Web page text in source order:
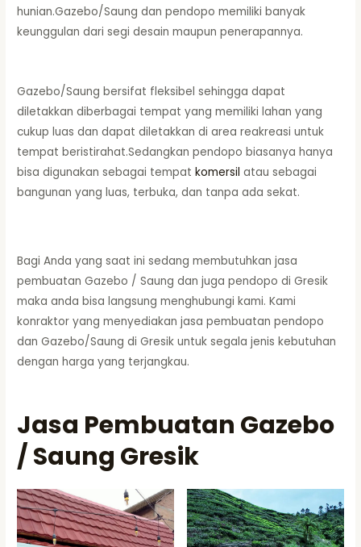
hunian.Gazebo/Saung dan pendopo memiliki banyak
keunggulan dari segi desain maupun penerapannya.
Gazebo/Saung bersifat fleksibel sehingga dapat
diletakkan diberbagai tempat yang memiliki lahan yang
cukup luas dan dapat diletakkan di area reakreasi untuk
tempat beristirahat.Sedangkan pendopo biasanya hanya
bisa digunakan sebagai tempatkomersil atau sebagai
bangunan yang luas, terbuka, dan tanpa ada sekat.
Bagi Anda yang saat ini sedang membutuhkan jasa
pembuatan Gazebo / Saung dan juga pendopo di Gresik
maka anda bisa langsung menghubungi kami. Kami
konraktor yang menyediakan jasa pembuatan pendopo
dan Gazebo/Saung di Gresik untuk segala jenis kebutuhan
dengan harga yang terjangkau.
Jasa Pembuatan Gazebo
/ Saung Gresik